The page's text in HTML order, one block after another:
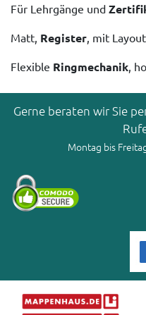
Für Lehrgänge und
Matt, Register, mit Layout
Flexible Ringmechanik,
Gerne beraten wir Sie
Montag bis